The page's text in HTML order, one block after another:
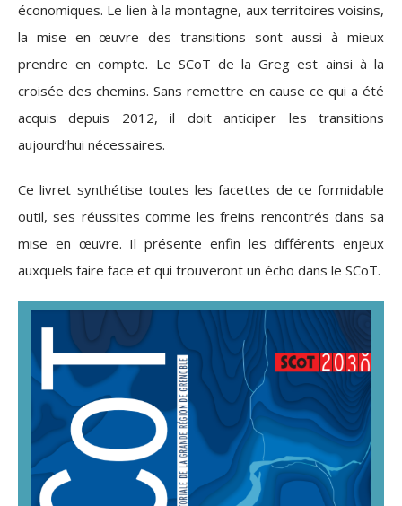
économiques. Le lien à la montagne, aux territoires voisins,
la mise en œuvre des transitions sont aussi à mieux
prendre en compte. Le SCoT de la Greg est ainsi à la
croisée des chemins. Sans remettre en cause ce qui a été
acquis depuis 2012, il doit anticiper les transitions
aujourd’hui nécessaires.
Ce livret synthétise toutes les facettes de ce formidable
outil, ses réussites comme les freins rencontrés dans sa
mise en œuvre. Il présente enfin les différents enjeux
auxquels faire face et qui trouveront un écho dans le SCoT.